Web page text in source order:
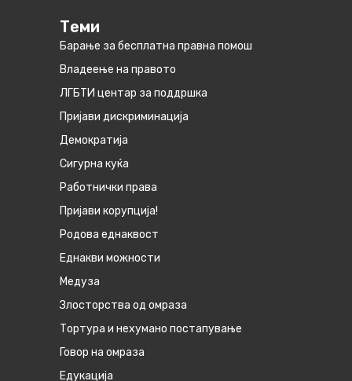
Теми
Барање за бесплатна правна помош
Владеење на правото
ЛГБТИ центар за поддршка
Пријави дискриминација
Демократија
Сигурна куќа
Работнички права
Пријави корупција!
Родова еднаквост
Eднакви можности
Медуза
Злосторства од омраза
Тортура и нехумано постапување
Говор на омраза
Едукација